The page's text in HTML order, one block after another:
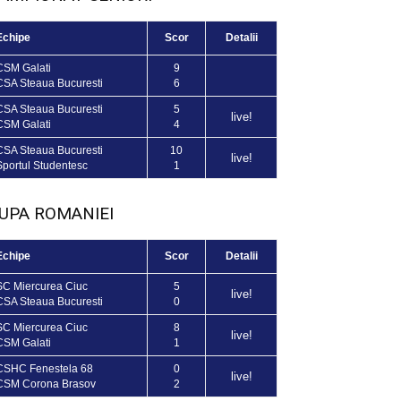
Scor Detalii
Galati
Steaua Bucuresti
9
6
Steaua Bucuresti
Galati
5
4
live!
Steaua Bucuresti
Studentesc
10
1
live!
ROMANIEI
Scor Detalii
Miercurea Ciuc
Steaua Bucuresti
5
0
live!
Miercurea Ciuc
Galati
8
1
live!
Fenestela 68
Corona Brasov
0
2
live!